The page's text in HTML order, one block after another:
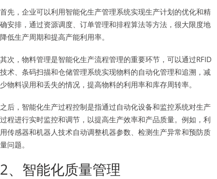
首先，企业可以利用智能化生产管理系统实现生产计划的优化和精
确安排，通过资源调度、订单管理和排程算法等方法，很大限度地
降低生产周期和提高产能利用率。
其次，物料管理是智能化生产流程管理的重要环节，可以通过RFID
技术、条码扫描和仓储管理系统实现物料的自动化管理和追溯，减
少物料误用和丢失的情况，提高物料的利用率和库存周转率。
之后，智能化生产过程控制是指通过自动化设备和监控系统对生产
过程进行实时监控和调节，以提高生产效率和产品质量。例如，利
用传感器和机器人技术自动调整机器参数、检测生产异常和预防质
量问题。
2、智能化质量管理